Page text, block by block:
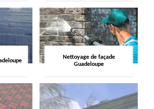
Nettoyage de façade
Guadeloupe